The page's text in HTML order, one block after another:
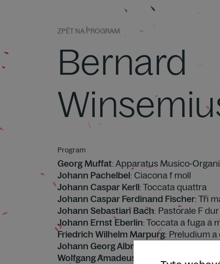
ZPĚT NA PROGRAM
Bernard
Program
Georg Muffat: Apparatus Musico-
Johann Pachelbel: Ciacona f moll
Johann Caspar Kerll: Toccata quattra
Johann Caspar Ferdinand Fischer: Tři
Johann Sebastian Bach: Pastorale F
Johann Ernst Eberlin: Toccata a fuga a
Friedrich Wilhelm Marpurg: Preludium
Johann Georg Albrechtsberger
Wolfgang Amadeus Mozart
: Andante F